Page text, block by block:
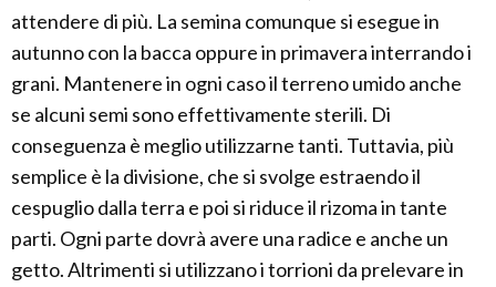
attendere di più. La semina comunque si esegue in
autunno con la bacca oppure in primavera interrando i
grani. Mantenere in ogni caso il terreno umido anche
se alcuni semi sono effettivamente sterili. Di
conseguenza è meglio utilizzarne tanti. Tuttavia, più
semplice è la divisione, che si svolge estraendo il
cespuglio dalla terra e poi si riduce il rizoma in tante
parti. Ogni parte dovrà avere una radice e anche un
getto. Altrimenti si utilizzano i torrioni da prelevare in